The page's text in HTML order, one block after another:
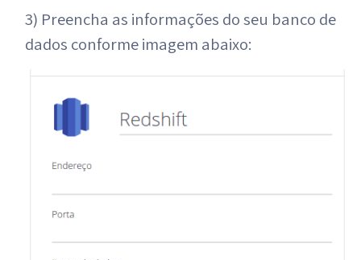
3) Preencha as informações do seu banco de
dados conforme imagem abaixo: